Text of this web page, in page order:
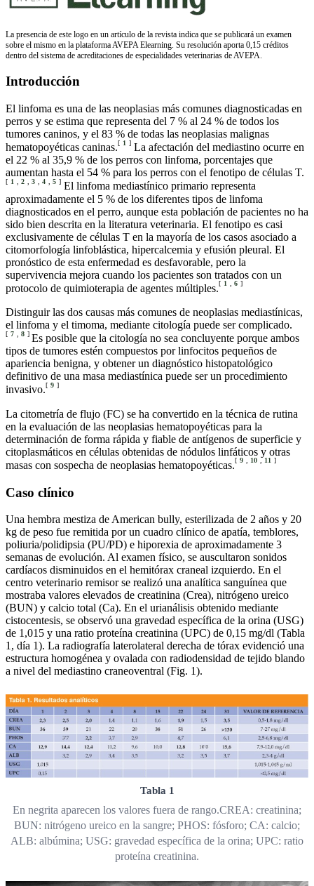
La presencia de este logo en un artículo de la revista indica que se publicará un examen
sobre el mismo en la plataforma AVEPA Elearning. Su resolución aporta 0,15 créditos
dentro del sistema de acreditaciones de especialidades veterinarias de AVEPA.
Introducción
El linfoma es una de las neoplasias más comunes diagnosticadas en
perros y se estima que representa del 7 % al 24 % de todos los
tumores caninos, y el 83 % de todas las neoplasias malignas
hematopoyéticas caninas.[ 1 ] La afectación del mediastino ocurre en
el 22 % al 35,9 % de los perros con linfoma, porcentajes que
aumentan hasta el 54 % para los perros con el fenotipo de células T.
[ 1 2 3 4 5 ] El linfoma mediastínico primario representa
aproximadamente el 5 % de los diferentes tipos de linfoma
diagnosticados en el perro, aunque esta población de pacientes no ha
sido bien descrita en la literatura veterinaria. El fenotipo es casi
exclusivamente de células T en la mayoría de los casos asociado a
citomorfología linfoblástica, hipercalcemia y efusión pleural. El
pronóstico de esta enfermedad es desfavorable, pero la
supervivencia mejora cuando los pacientes son tratados con un
protocolo de quimioterapia de agentes múltiples.[ 1 , 6 ]
Distinguir las dos causas más comunes de neoplasias mediastínicas,
el linfoma y el timoma, mediante citología puede ser complicado.
[ 7 8 ] Es posible que la citología no sea concluyente porque ambos
tipos de tumores estén compuestos por linfocitos pequeños de
apariencia benigna, y obtener un diagnóstico histopatológico
definitivo de una masa mediastínica puede ser un procedimiento
invasivo.[ 9 ]
La citometría de flujo (FC) se ha convertido en la técnica de rutina
en la evaluación de las neoplasias hematopoyéticas para la
determinación de forma rápida y fiable de antígenos de superficie y
citoplasmáticos en células obtenidas de nódulos linfáticos y otras
masas con sospecha de neoplasias hematopoyéticas.[ 9 , 10 ,11 ]
Caso clínico
Una hembra mestiza de American bully, esterilizada de 2 años y 20
kg de peso fue remitida por un cuadro clínico de apatía, temblores,
poliuria/polidipsia (PU/PD) e hiporexia de aproximadamente 3
semanas de evolución. Al examen físico, se auscultaron sonidos
cardíacos disminuidos en el hemitórax craneal izquierdo. En el
centro veterinario remisor se realizó una analítica sanguínea que
mostraba valores elevados de creatinina (Crea), nitrógeno ureico
(BUN) y calcio total (Ca). En el urianálisis obtenido mediante
cistocentesis, se observó una gravedad específica de la orina (USG)
de 1,015 y una ratio proteína creatinina (UPC) de 0,15 mg/dl (Tabla
1, día 1). La radiografía laterolateral derecha de tórax evidenció una
estructura homogénea y ovalada con radiodensidad de tejido blando
a nivel del mediastino craneoventral (Fig. 1).
Tabla 1
En negrita aparecen los valores fuera de rango.CREA: creatinina;
BUN: nitrógeno ureico en la sangre; PHOS: fósforo; CA: calcio;
ALB: albúmina; USG: gravedad específica de la orina; UPC: ratio
proteína creatinina.